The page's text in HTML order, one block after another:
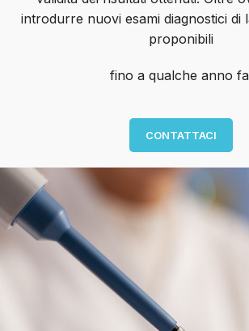
introdurre nuovi esami diagnostici di
proponibili
fino a qualche anno
CONTATTACI